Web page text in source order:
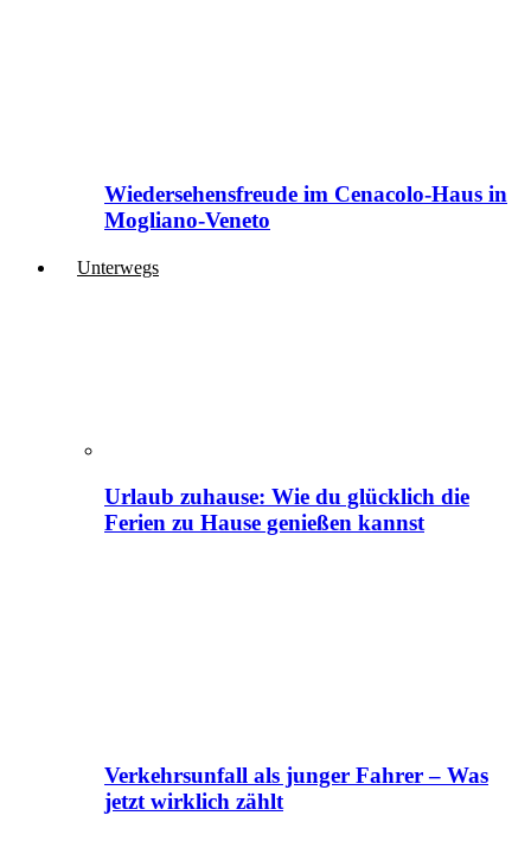
Wiedersehensfreude im Cenacolo-Haus in
Mogliano-Veneto
Unterwegs
Urlaub zuhause: Wie du glücklich die
Ferien zu Hause genießen kannst
Verkehrsunfall als junger Fahrer – Was
jetzt wirklich zählt